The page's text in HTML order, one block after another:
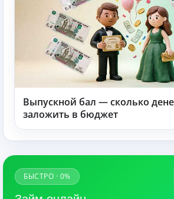
Выпускной бал — сколько
заложить в бюджет
БЫСТРО · 0%